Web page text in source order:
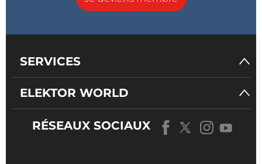
SERVICES
ELEKTOR WORLD
RÉSEAUX SOCIAUX